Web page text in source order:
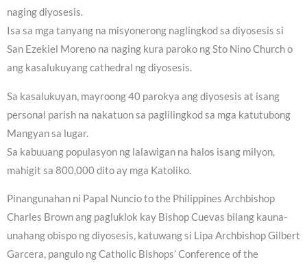
naging diyosesis.
Isa sa mga tanyang na misyonerong naglingkod sa diyosesis si
San Ezekiel Moreno na naging kura paroko ng Sto Nino Church o
ang kasalukuyang cathedral ng diyosesis.
Sa kasalukuyan, mayroong 40 parokya ang diyosesis at isang
personal parish na nakatuon sa paglilingkod sa mga katutubong
Mangyan sa lugar.
Sa kabuuang populasyon ng lalawigan na halos isang milyon,
mahigit sa 800,000 dito ay mga Katoliko.
Pinangunahan ni Papal Nuncio to the Philippines Archbishop
Charles Brown ang pagluklok kay Bishop Cuevas bilang kauna-
unahang obispo ng diyosesis, katuwang si Lipa Archbishop Gilbert
Garcera, pangulo ng Catholic Bishops’ Conference of the